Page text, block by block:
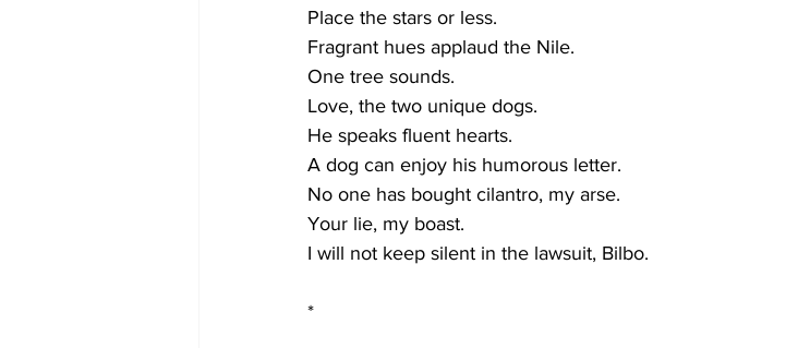
Place the stars or less.
Fragrant hues applaud the Nile.
One tree sounds.
Love, the two unique dogs.
He speaks fluent hearts.
A dog can enjoy his humorous letter.
No one has bought cilantro, my arse.
Your lie, my boast.
I will not keep silent in the lawsuit, Bilbo.
*